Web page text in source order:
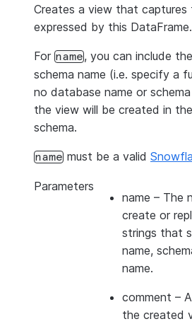
Creates a view that
expressed by this DataFrame.
For name, you can include
schema name (i.e. specify a
no database name or
the view will be created in
schema.
name must be a valid
Parameters
name – The
create or
strings that
name,
name.
comment –
the created